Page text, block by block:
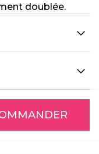
doublée.